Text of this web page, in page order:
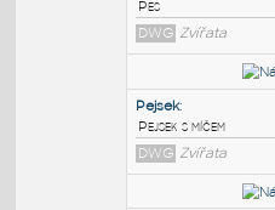
DOGGIE6:
Pejsek - 2.5D
RFA
: